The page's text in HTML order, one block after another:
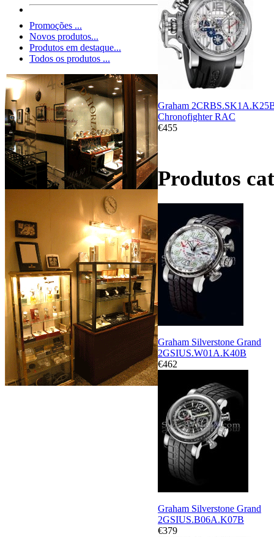
Promoções ...
Novos produtos...
Produtos em destaque...
Todos os produtos ...
Graham
Chronofighter RAC
€455
Produtos
Graham Silverstone Grand
2GSIUS.W01A.K40B
€462
Graham Silverstone Grand
2GSIUS.B06A.K07B
€379